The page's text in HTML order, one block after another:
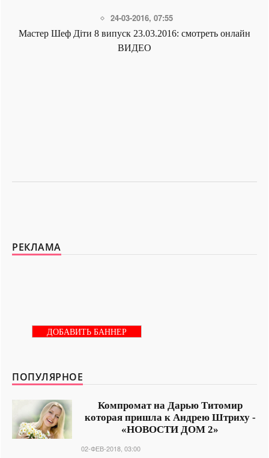
24-03-2016, 07:55
Мастер Шеф Діти 8 випуск 23.03.2016: смотреть онлайн
ВИДЕО
РЕКЛАМА
ДОБАВИТЬ БАННЕР
ПОПУЛЯРНОЕ
Компромат на Дарью Титомир
которая пришла к Андрею Штриху -
«НОВОСТИ ДОМ 2»
02-ФЕВ-2018, 03:00